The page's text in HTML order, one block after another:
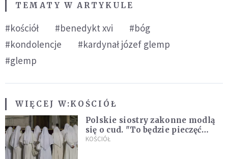
TEMATY W ARTYKULE
#kościół #benedykt xvi
#bóg
#kondolencje
#kardynał józef glemp
#glemp
WIĘCEJ W:KOŚCIÓŁ
Polskie siostry zakonne modlą
się o cud. "To będzie pieczęć
Pana Boga dla naszej wiary"
KOŚCIÓŁ